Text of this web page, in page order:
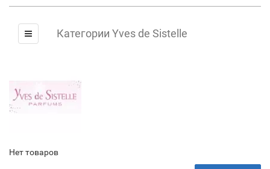
Категории Yves de Sistelle
Нет товаров